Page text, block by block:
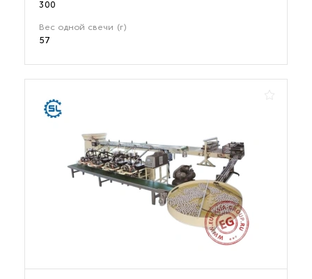
300
Вес одной свечи (г)
57